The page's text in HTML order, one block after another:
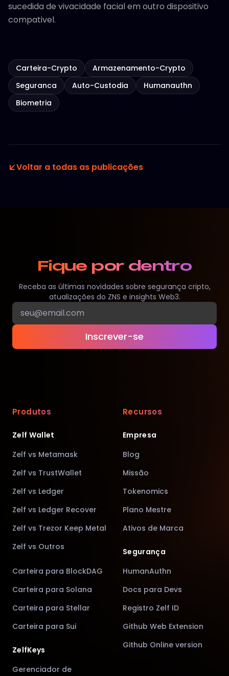
sucedida de vivacidade facial em outro dispositivo
compativel.
Carteira-Crypto
Armazenamento-Crypto
Seguranca
Auto-Custodia
Humanauthn
Biometria
Voltar a todas as publicações
Fique por dentro
Receba as últimas novidades sobre segurança cripto,
atualizações do ZNS e insights Web3.
Inscrever-se
Produtos
Zelf Wallet
Zelf vs Metamask
Zelf vs TrustWallet
Zelf vs Ledger
Zelf vs Ledger Recover
Zelf vs Trezor Keep Metal
Zelf vs Outros
Carteira para BlockDAG
Carteira para Solana
Carteira para Stellar
Carteira para Sui
ZelfKeys
Gerenciador de
Recursos
Empresa
Blog
Missão
Tokenomics
Plano Mestre
Ativos de Marca
Segurança
HumanAuthn
Docs para Devs
Registro Zelf ID
Github Web Extension
Github Online version